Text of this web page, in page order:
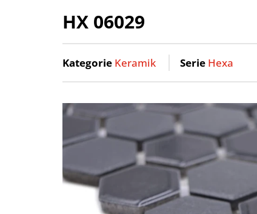
HX 06029
Kategorie Keramik Serie Hexa